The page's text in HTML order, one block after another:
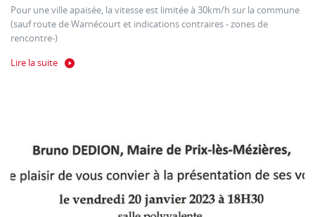
Pour une ville apaisée, la vitesse est limitée à 30km/h sur la commune
(sauf route de Warnécourt et indications contraires - zones de
rencontre-)
Lire la suite